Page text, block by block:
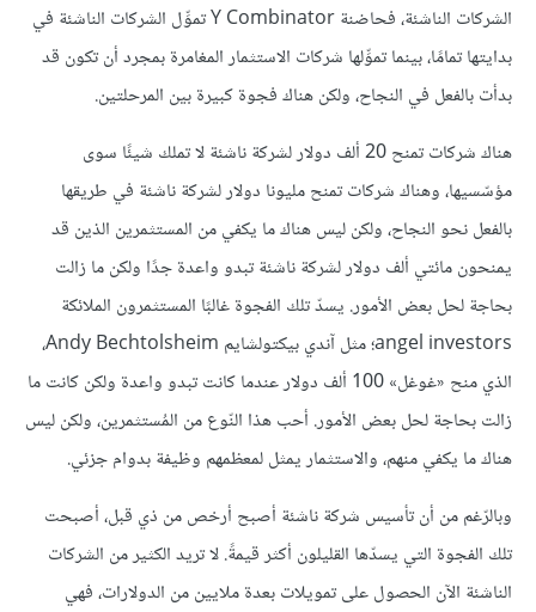
الشركات الناشئة، فحاضنة Y Combinator تموِّل الشركات الناشئة في
بدايتها تمامًا، بينما تموِّلها شركات الاستثمار المغامرة بمجرد أن تكون قد
بدأت بالفعل في النجاح، ولكن هناك فجوة كبيرة بين المرحلتين.
هناك شركات تمنح 20 ألف دولار لشركة ناشئة لا تملك شيئًا سوى
مؤسّسيها، وهناك شركات تمنح مليونا دولار لشركة ناشئة في طريقها
بالفعل نحو النجاح، ولكن ليس هناك ما يكفي من المستثمرين الذين قد
يمنحون مائتي ألف دولار لشركة ناشئة تبدو واعدة جدًا ولكن ما زالت
بحاجة لحل بعض الأمور. يسدّ تلك الفجوة غالبًا المستثمرون الملائكة
angel investors؛ مثل آندي بيكتولشايم Andy Bechtolsheim،
الذي منح «غوغل» 100 ألف دولار عندما كانت تبدو واعدة ولكن كانت ما
زالت بحاجة لحل بعض الأمور. أحب هذا النّوع من المُستثمرين، ولكن ليس
هناك ما يكفي منهم، والاستثمار يمثل لمعظمهم وظيفة بدوام جزئي.
وبالرّغم من أن تأسيس شركة ناشئة أصبح أرخص من ذي قبل، أصبحت
تلك الفجوة التي يسدّها القليلون أكثر قيمةً. لا تريد الكثير من الشركات
الناشئة الآن الحصول على تمويلات بعدة ملايين من الدولارات، فهي